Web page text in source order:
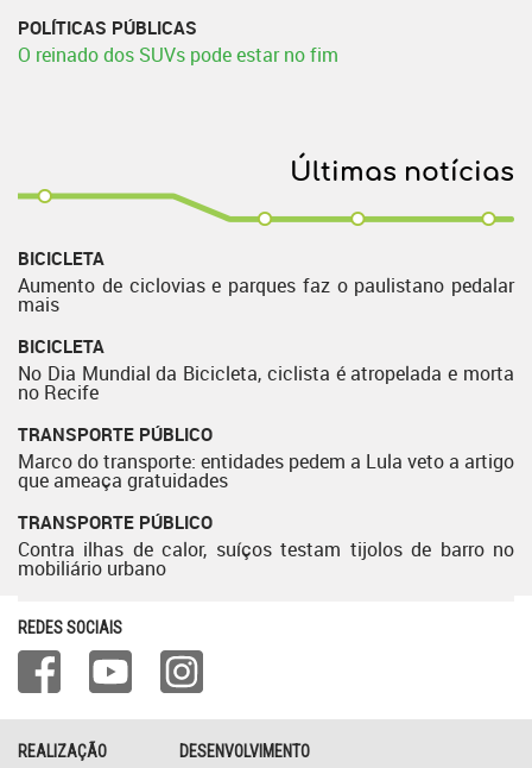
POLÍTICAS PÚBLICAS
O reinado dos SUVs pode estar no fim
Últimas notícias
BICICLETA
Aumento de ciclovias e parques faz o paulistano pedalar
mais
BICICLETA
No Dia Mundial da Bicicleta, ciclista é atropelada e morta
no Recife
TRANSPORTE PÚBLICO
Marco do transporte: entidades pedem a Lula veto a artigo
que ameaça gratuidades
TRANSPORTE PÚBLICO
Contra ilhas de calor, suíços testam tijolos de barro no
mobiliário urbano
REDES SOCIAIS
REALIZAÇÃO DESENVOLVIMENTO